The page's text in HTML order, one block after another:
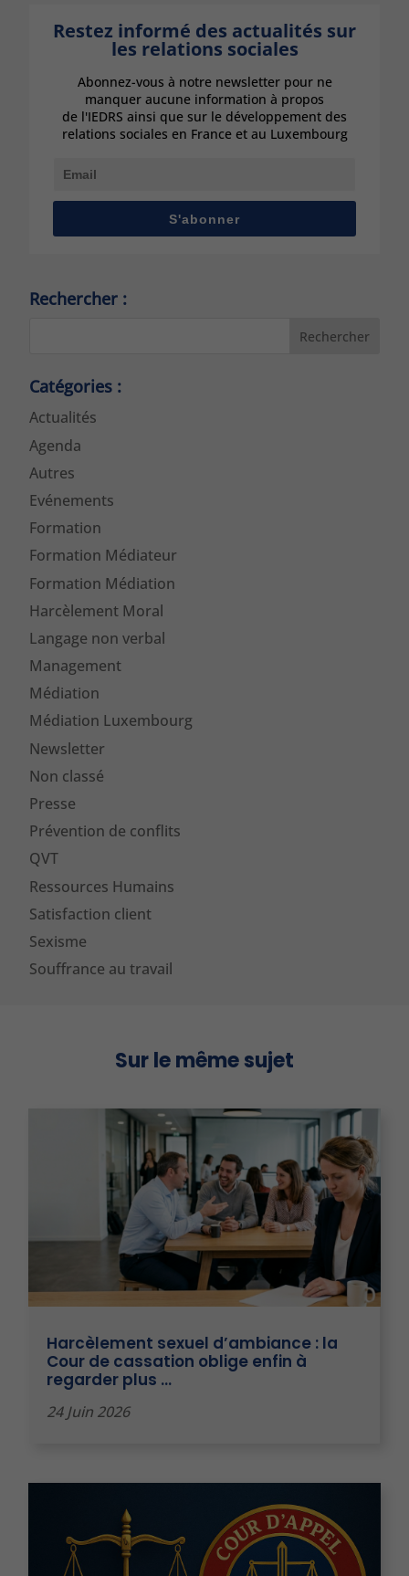
Restez informé des actualités sur
les relations sociales
Abonnez-vous à notre newsletter pour ne
manquer aucune information à propos
de l'IEDRS ainsi que sur le développement des
relations sociales en France et au Luxembourg
S'abonner
Rechercher :
Rechercher
Catégories :
Actualités
Agenda
Autres
Evénements
Formation
Formation Médiateur
Formation Médiation
Harcèlement Moral
Langage non verbal
Management
Médiation
Médiation Luxembourg
Newsletter
Non classé
Presse
Prévention de conflits
QVT
Ressources Humains
Satisfaction client
Sexisme
Souffrance au travail
Sur le même sujet
Harcèlement sexuel d’ambiance : la
Cour de cassation oblige enfin à
regarder plus …
24 Juin 2026